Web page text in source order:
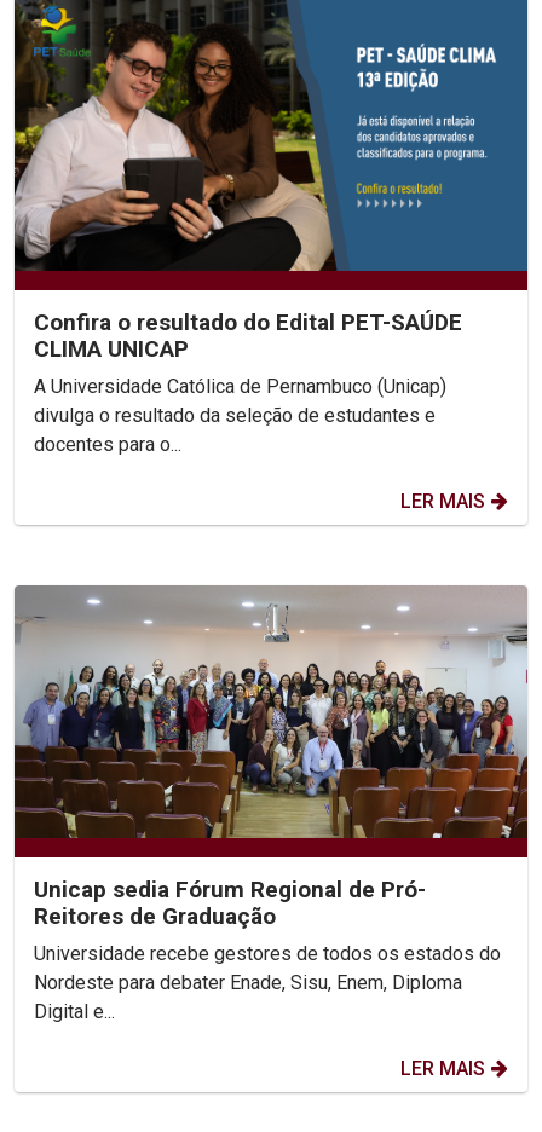
Confira o resultado do Edital PET-SAÚDE
CLIMA UNICAP
A Universidade Católica de Pernambuco (Unicap)
divulga o resultado da seleção de estudantes e
docentes para o...
LER MAIS
Unicap sedia Fórum Regional de Pró-
Reitores de Graduação
Universidade recebe gestores de todos os estados do
Nordeste para debater Enade, Sisu, Enem, Diploma
Digital e...
LER MAIS